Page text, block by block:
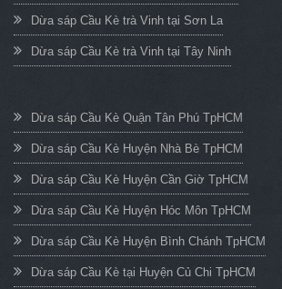
Dừa sáp Cầu Kè trà Vinh tại Sơn La
Dừa sáp Cầu Kè trà Vinh tại Tây Ninh
Dừa sáp Cầu Kè Quận Tân Phú TpHCM
Dừa sáp Cầu Kè Huyện Nhà Bè TpHCM
Dừa sáp Cầu Kè Huyện Cần Giờ TpHCM
Dừa sáp Cầu Kè Huyện Hóc Môn TpHCM
Dừa sáp Cầu Kè Huyện Bình Chánh TpHCM
Dừa sáp Cầu Kè tại Huyện Củ Chi TpHCM